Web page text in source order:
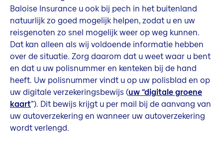
Baloise Insurance u ook bij pech in het buitenland
natuurlijk zo goed mogelijk helpen, zodat u en uw
reisgenoten zo snel mogelijk weer op weg kunnen.
Dat kan alleen als wij voldoende informatie hebben
over de situatie. Zorg daarom dat u weet waar u bent
en dat u uw polisnummer en kenteken bij de hand
heeft. Uw polisnummer vindt u op uw polisblad en op
uw digitale verzekeringsbewijs (uw “digitale groene
kaart”). Dit bewijs krijgt u per mail bij de aanvang van
uw autoverzekering en wanneer uw autoverzekering
wordt verlengd.